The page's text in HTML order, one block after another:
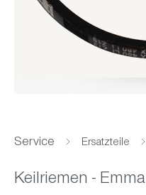
Service Ersatzteile
Keilriemen - Emma